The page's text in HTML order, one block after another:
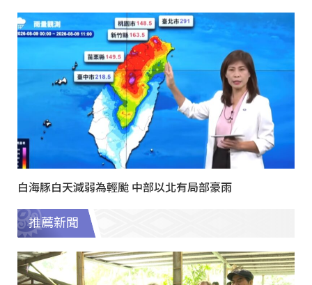
白海豚白天減弱為輕颱 中部以北有局部豪雨
推薦新聞